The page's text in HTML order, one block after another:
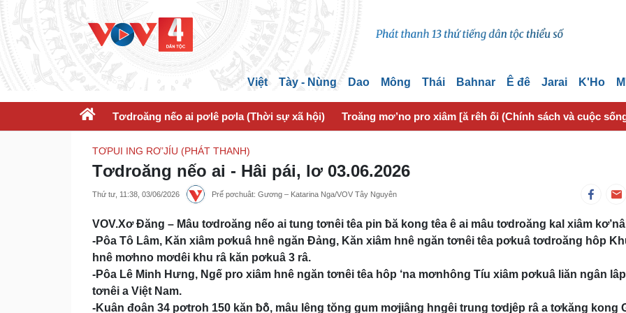
Việt Tày - Nùng Dao Mông Thái Bahnar Ê đê Jarai K'Ho
Tơdroăng nếo ai pơlê pơla (Thời sự xã hội) Troăng mơ’no pro xiâm [ă rêh ối (Chính sách và cuộc
TƠPUI ING RƠ’JÍU (PHÁT THANH)
Tơdroăng nếo ai - Hâi pái, lơ 03.06.2026
Thứ tư, 11:38, 03/06/2026 Prế pơchuât: Gương – Katarina Nga/VOV Tây Nguyên
VOV.Xơ Đăng – Mâu tơdroăng nếo ai tung tơnêi têa pin ƀă kong têa ê ai mâu tơdroăng kal xiâm
-Pôa Tô Lâm, Kăn xiâm pơkuâ hnê ngăn Đảng, Kăn xiâm hnê ngăn tơnêi têa pơkuâ tơdroăng hôp
hnê mơhno mơdêi khu râ kăn pơkuâ 3 râ.
-Pôa Lê Minh Hưng, Ngế pro xiâm hnê ngăn tơnêi têa hôp ‘na mơnhông Tíu xiâm pơkuâ liăn ngân
tơnêi a Việt Nam.
-Kuân đoân 34 pơtroh 150 kăn ƀô̆, mâu lêng tŏng gum mơjiâng hngêi trung tơdjêp râ a tơkăng kong